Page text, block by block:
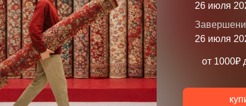
26 июля
26 июля
от 1000₽